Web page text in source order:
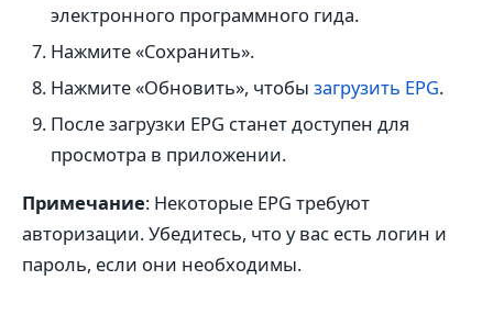
электронного программного гида.
Нажмите «Сохранить».
Нажмите «Обновить», чтобы загрузить EPG.
После загрузки EPG станет доступен для
просмотра в приложении.
Примечание: Некоторые EPG требуют
авторизации. Убедитесь, что у вас есть логин и
пароль, если они необходимы.